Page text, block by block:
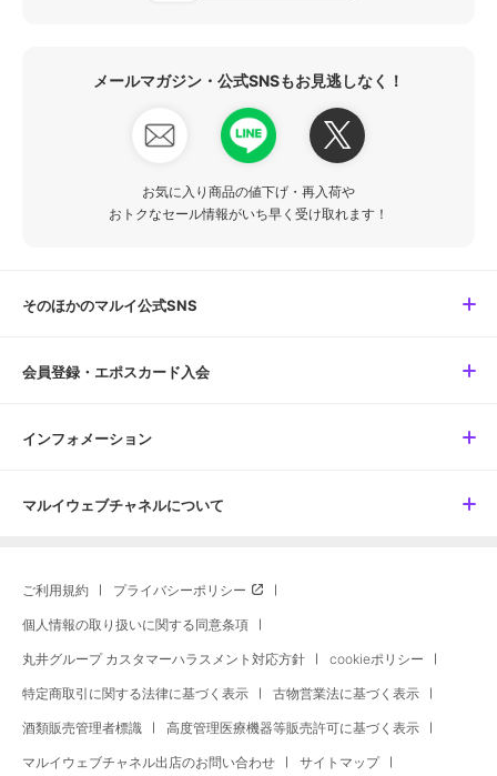
メールマガジン・公式SNSもお見逃しなく！
お気に入り商品の値下げ・再入荷や
おトクなセール情報がいち早く受け取れます！
そのほかのマルイ公式SNS
会員登録・エポスカード入会
インフォメーション
マルイウェブチャネルについて
ご利用規約 プライバシーポリシー
個人情報の取り扱いに関する同意条項
丸井グループ カスタマーハラスメント対応方針 cookieポリシー
特定商取引に関する法律に基づく表示 古物営業法に基づく表示
酒類販売管理者標識 高度管理医療機器等販売許可に基づく表示
マルイウェブチャネル出店のお問い合わせ サイトマップ